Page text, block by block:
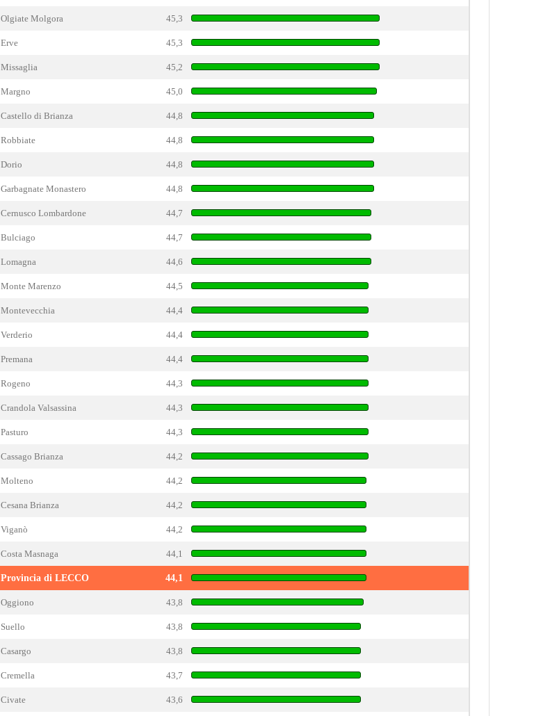
Olgiate Molgora 45,3
Erve 45,3
Missaglia 45,2
Margno 45,0
Castello di Brianza 44,8
Robbiate 44,8
Dorio 44,8
Garbagnate Monastero 44,8
Cernusco Lombardone 44,7
Bulciago 44,7
Lomagna 44,6
Monte Marenzo 44,5
Montevecchia 44,4
Verderio 44,4
Premana 44,4
Rogeno 44,3
Crandola Valsassina 44,3
Pasturo 44,3
Cassago Brianza 44,2
Molteno 44,2
Cesana Brianza 44,2
Viganò 44,2
Costa Masnaga 44,1
Provincia di LECCO 44,1
Oggiono 43,8
Suello 43,8
Casargo 43,8
Cremella 43,7
Civate 43,6